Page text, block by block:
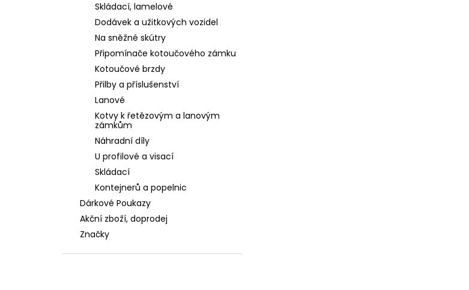
Skládací, lamelové
Dodávek a užitkových vozidel
Na sněžné skútry
Připomínače kotoučového zámku
Kotoučové brzdy
Přilby a příslušenství
Lanové
Kotvy k řetězovým a lanovým
zámkům
Náhradní díly
U profilové a visací
Skládací
Kontejnerů a popelnic
Dárkové Poukazy
Akční zboží, doprodej
Značky